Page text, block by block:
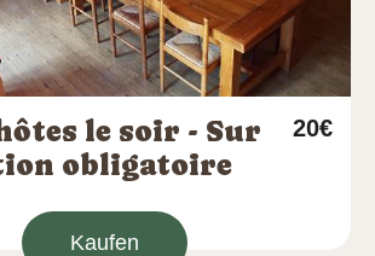
le soir - Sur
obligatoire
20€
Kaufen